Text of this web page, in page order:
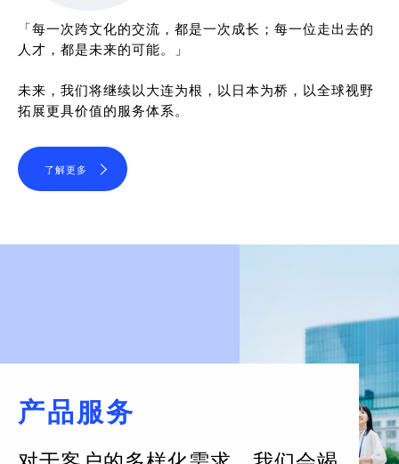
「每一次跨文化的交流，都是一次成长；每一位走出去的
人才，都是未来的可能。」
未来，我们将继续以大连为根，以日本为桥，以全球视野
拓展更具价值的服务体系。
了解更多
产品服务